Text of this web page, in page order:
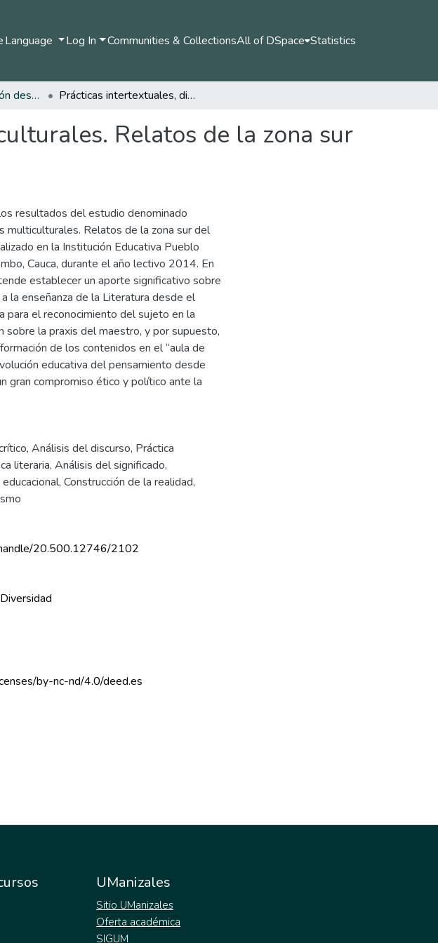
Language Log In Communities & CollectionsAll of DSpace Statistics
Maestria en Educación desde la Diversidad Prácticas intertextuales, diálogos multiculturales. Relatos de la zona sur del municipio de El Tambo, Cauca
Relatos de la zona sur
resultados del estudio denominado
multiculturales. Relatos de la zona sur del
en la Institución Educativa Pueblo
Cauca, durante el año lectivo 2014. En
establecer un aporte significativo sobre
la enseñanza de la Literatura desde el
para el reconocimiento del sujeto en la
sobre la praxis del maestro, y por supuesto,
de los contenidos en el “aula de
educativa del pensamiento desde
gran compromiso ético y político ante la
, Análisis del discurso, Práctica
literaria, Análisis del significado,
, Construcción de la realidad,
20.500.12746/2102
by-nc-nd/4.0/deed.es
UManizales
Sitio UManizales
Oferta académica
SIGUM